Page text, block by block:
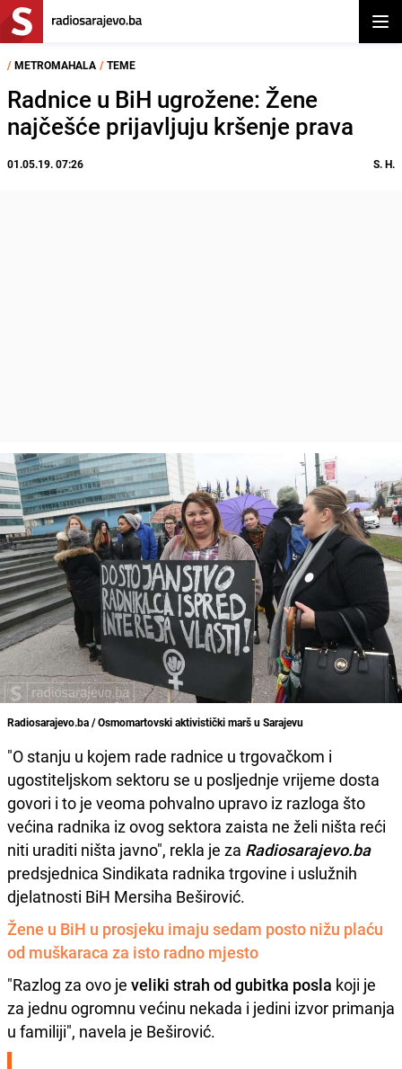
/ METROMAHALA / TEME
Radnice u BiH ugrožene: Žene
najčešće prijavljuju kršenje prava
01.05.19. 07:26 S. H.
Radiosarajevo.ba / Osmomartovski aktivistički marš u Sarajevu
"O stanju u kojem rade radnice u trgovačkom i
ugostiteljskom sektoru se u posljednje vrijeme dosta
govori i to je veoma pohvalno upravo iz razloga što
većina radnika iz ovog sektora zaista ne želi ništa reći
niti uraditi ništa javno", rekla je za Radiosarajevo.ba
predsjednica Sindikata radnika trgovine i uslužnih
djelatnosti BiH Mersiha Beširović.
Žene u BiH u prosjeku imaju sedam posto nižu plaću
od muškaraca za isto radno mjesto
"Razlog za ovo je veliki strah od gubitka posla koji je
za jednu ogromnu većinu nekada i jedini izvor primanja
u familiji", navela je Beširović.